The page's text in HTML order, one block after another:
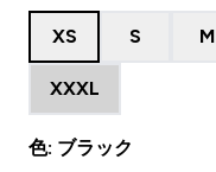
XS S M
XXXL
色: ブラック